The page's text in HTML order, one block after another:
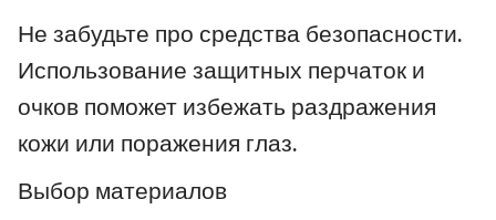
Не забудьте про средства безопасности.
Использование защитных перчаток и
очков поможет избежать раздражения
кожи или поражения глаз.
Выбор материалов